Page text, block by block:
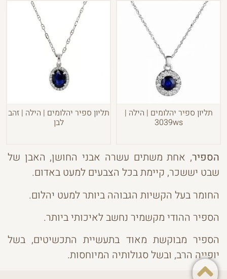
תליון ספיר יהלומים | הילה |
3039ws
תליון ספיר יהלומים | הילה | זהב
לבן
הספיר, אחת משתים עשרה אבני החושן, האבן של
שבט יששכר, קיימת בכל הצבעים למעט באדום.
החומר בעל הקשיות הגבוהה ביותר למעט יהלום.
הספיר ההודי מקשמיר נחשב לאיכותי ביותר.
הספיר מבוקשת מאוד בתעשיית התכשיטים, בשל
יופייה הרב, ובשל סגולותיה המיוחסות.